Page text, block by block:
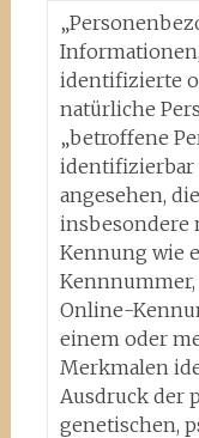
identifizierte
natürliche
„betroffene
identifizierbar
angesehen,
insbesondere
Kennung wie
Online-
einem oder
Merkmalen
Ausdruck der
genetischen,